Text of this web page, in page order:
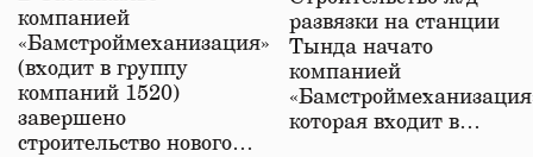
в Забайкалье
компанией
«Бамстроймеханизация»
(входит в группу
компаний 1520)
завершено
строительство нового…
развязки на станции
Тында начато
компанией
которая входит в…